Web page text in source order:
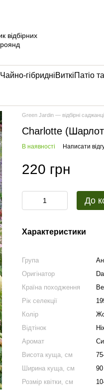
Чайно-гібридніВиткіПатіо
Green Jardin — відбірні
Charlotte
В наявності Написати
220 грн
До
Характеристики
Група
Оригінатор
Країна походження
Рік селекції
Колір
Відтінок
Аромат
Висота куща, см
Ширина куща, см
90
Розмір квітки, см